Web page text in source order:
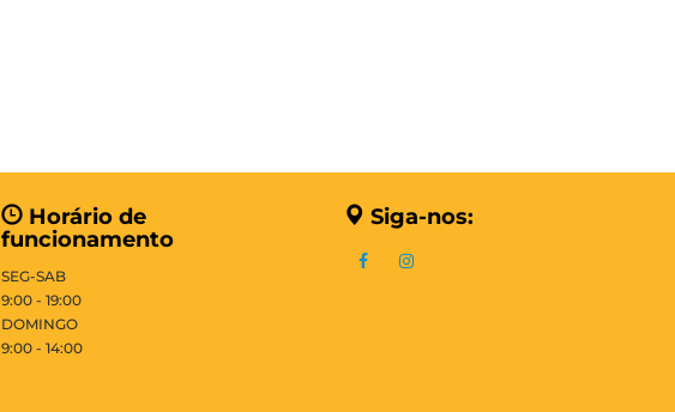
Horário de
funcionamento
SEG-SAB
9:00 - 19:00
DOMINGO
9:00 - 14:00
Siga-nos: